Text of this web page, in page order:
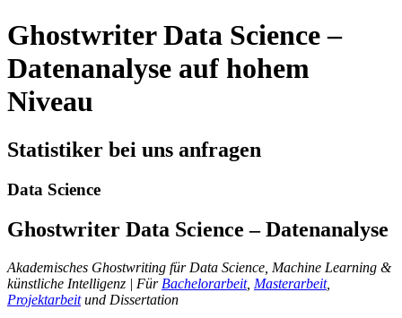
Ghostwriter Data Science –
Datenanalyse auf hohem
Niveau
Statistiker bei uns anfragen
Data Science
Ghostwriter Data Science – Datenanalyse
Akademisches Ghostwriting für Data Science, Machine Learning &
künstliche Intelligenz | Für Bachelorarbeit, Masterarbeit,
Projektarbeitund Dissertation